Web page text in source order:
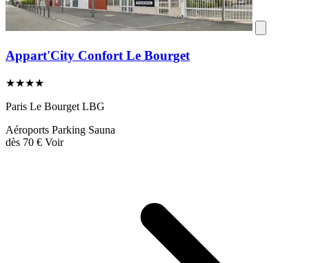
Appart'City Confort Le Bourget
★★★★
Paris Le Bourget LBG
Aéroports Parking Sauna
dès 70 € Voir